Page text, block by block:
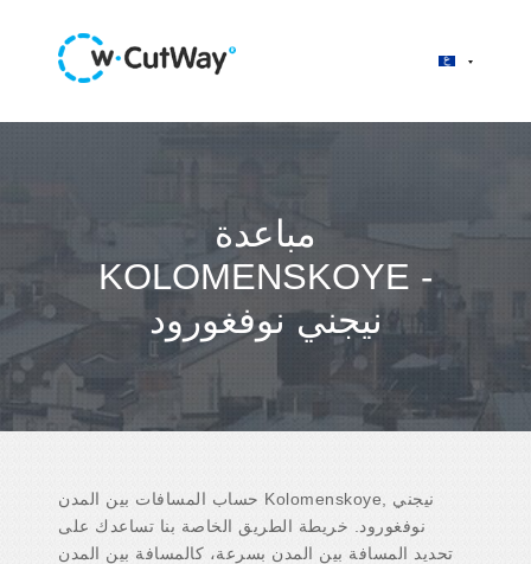
مباعدة
KOLOMENSKOYE -
نيجني نوفغورود
حساب المسافات بين المدن Kolomenskoye, نيجني
نوفغورود. خريطة الطريق الخاصة بنا تساعدك على
تحديد المسافة بين المدن بسرعة، كالمسافة بين المدن